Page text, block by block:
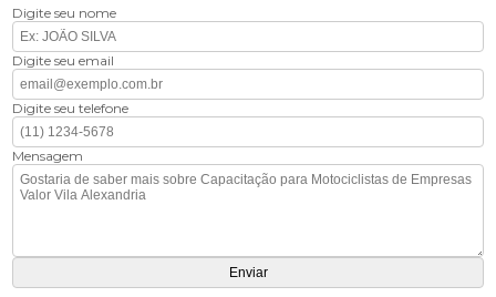
Digite seu nome
Digite seu email
Digite seu telefone
Mensagem